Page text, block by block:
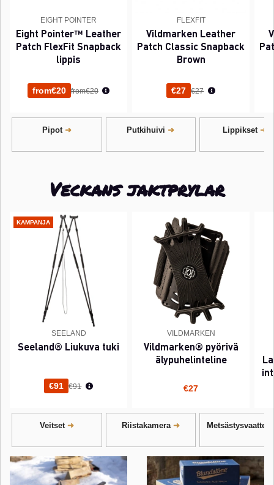
EIGHT POINTER
Eight Pointer™ Leather
Patch FlexFit Snapback
lippis
from€20 Normaali hinta
from€20
FLEXFIT
Vildmarken Leather
Patch Classic Snapback
Brown
€27 Normaali hinta
€27
Pipot Putkihuivi Lippikset
Veckans jaktprylar
KAMPANJA
SEELAND
Seeland® Liukuva tuki
€91 Normaali hinta
€91
VILDMARKEN
Vildmarken® pyörivä
älypuhelinteline
€27
Veitset Riistakamera Metsästysvaatteet